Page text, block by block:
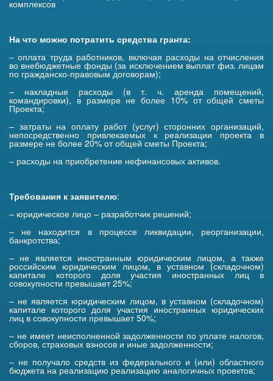
комплексов
На что можно потратить средства гранта:
– оплата труда работников, включая расходы на отчисления
во внебюджетные фонды (за исключением выплат физ. лицам
по гражданско-правовым договорам);
– накладные расходы (в т. ч. аренда помещений,
командировки), в размере не более 10% от общей сметы
Проекта;
– затраты на оплату работ (услуг) сторонних организаций,
непосредственно привлекаемых к реализации проекта в
размере не более 20% от общей сметы Проекта;
– расходы на приобретение нефинансовых активов.
Требования к заявителю:
– юридическое лицо – разработчик решений;
– не находится в процессе ликвидации, реорганизации,
банкротства;
– не является иностранным юридическим лицом, а также
российским юридическим лицом, в уставном (складочном)
капитале которого доля участия иностранных лиц в
совокупности превышает 25%;
– не является юридическим лицом, в уставном (складочном)
капитале которого доля участия иностранных юридических
лиц в совокупности превышает 50%;
– не имеет неисполненной задолженности по уплате налогов,
сборов, страховых взносов и иные задолженности;
– не получало средств из федерального и (или) областного
бюджета на реализацию реализацию аналогичных проектов;